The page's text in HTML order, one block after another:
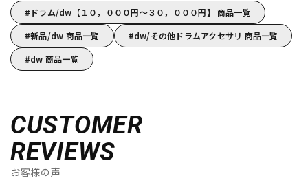
ドラム/dw【１０，０００円～３０，０００円】 商品一覧
新品/dw 商品一覧
dw/その他ドラムアクセサリ 商品一覧
dw 商品一覧
CUSTOMER
REVIEWS
お客様の声